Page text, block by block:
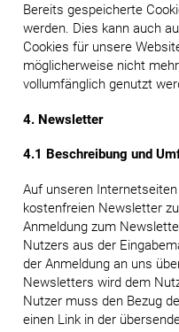
Bereits gespeicherte
werden. Dies kann auch
Cookies für unsere
möglicherweise nicht
vollumfänglich genutzt
4. Newsletter
4.1 Beschreibung und
Auf unseren
kostenfreien Newsletter
Anmeldung zum
Nutzers aus der
der Anmeldung an uns
Newsletters wird dem
Nutzer muss den Bezug
einen Link in der